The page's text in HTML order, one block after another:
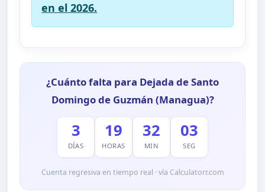
en el 2026.
¿Cuánto falta para Dejada de Santo
Domingo de Guzmán (Managua)?
3
DÍAS
19
HORAS
32
MIN
03
SEG
Cuenta regresiva en tiempo real · vía Calculatorr.com